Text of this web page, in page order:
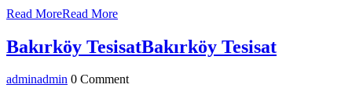
Read MoreRead More
Bakırköy TesisatBakırköy Tesisat
adminadmin 0 Comment